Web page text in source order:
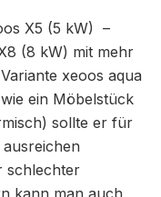
X5 (5 kW) –
(8 kW) mit mehr
xeoos aqua
ein Möbelstück
sollte er für
schlechter
kann man auch